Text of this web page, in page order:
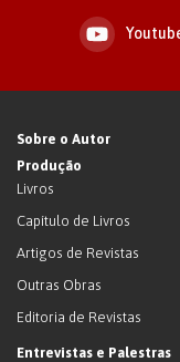
Sobre o Autor
Produção
Livros
Capítulo de Livros
Artigos de Revistas
Outras Obras
Editoria de Revistas
Entrevistas e Palestras